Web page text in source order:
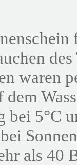
waren
bei 5°C
als 40